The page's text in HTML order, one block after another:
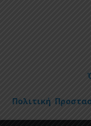
Πολιτική